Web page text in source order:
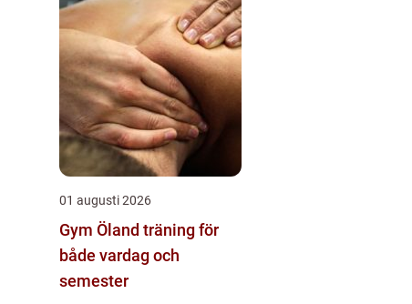
01 augusti 2026
Gym Öland träning för
både vardag och
semester